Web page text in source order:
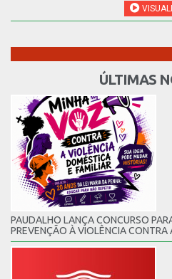
ÚLTIMAS
PAUDALHO LANÇA CONCURSO
PREVENÇÃO À VIOLÊNCIA CONTRA